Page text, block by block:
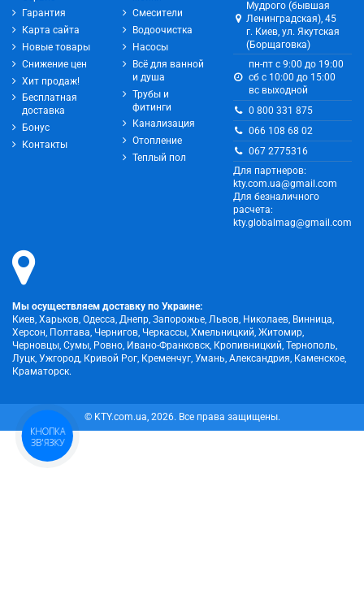
Гарантия
Карта сайта
Новые товары
Снижение цен
Хит продаж!
Бесплатная
доставка
Бонус
Контакты
Смесители
Водоочистка
Насосы
Всё для ванной
и душа
Трубы и
фитинги
Канализация
Отопление
Теплый пол
Мудрого (бывшая
Ленинградская), 45
г. Киев, ул. Якутская
(Борщаговка)
пн-пт с 9:00 до 19:00
сб с 10:00 до 15:00
вс выходной
0 800 331 875
066 108 68 02
067 2775316
Для партнеров:
kty.com.ua@gmail.com
Для безналичного
расчета:
kty.globalmag@gmail.com
Мы осуществляем доставку по Украине:
Киев, Харьков, Одесса, Днепр, Запорожье, Львов, Николаев, Винница,
Херсон, Полтава, Чернигов, Черкассы, Хмельницкий, Житомир,
Черновцы, Сумы, Ровно, Ивано-Франковск, Кропивницкий, Тернополь,
Луцк, Ужгород, Кривой Рог, Кременчуг, Умань, Александрия, Каменское,
Краматорск.
© KTY.com.ua, 2026. Все права защищены.
КНОПКА
ЗВ'ЯЗКУ